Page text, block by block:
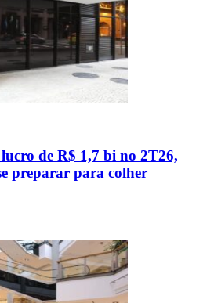
de R$ 1,7 bi no 2T26,
preparar para colher